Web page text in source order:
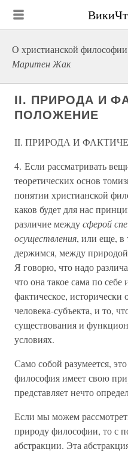
О христианской философии
Маритен Жак
II. ПРИРОДА И
ПОЛОЖЕНИЕ
II. ПРИРОДА И
4. Если рассматривать
теоретических основ
понятии христианской
каков будет для нас
различие междусферой
осуществления, или еще, в
держимся, между
Я говорю, что надо
что она такое сама по себе
фактическое,
человека-субъекта, и то,
существования и
условиях.
Само собой разумеется,
философия имеет свою
представляет нечто
Если мы можем
природу философии, то с
абстракции. Эта